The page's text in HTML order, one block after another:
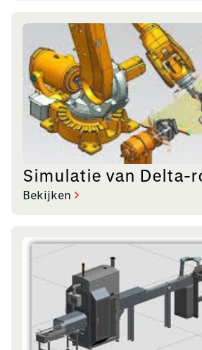
Simulatie van Delta-
Bekijken